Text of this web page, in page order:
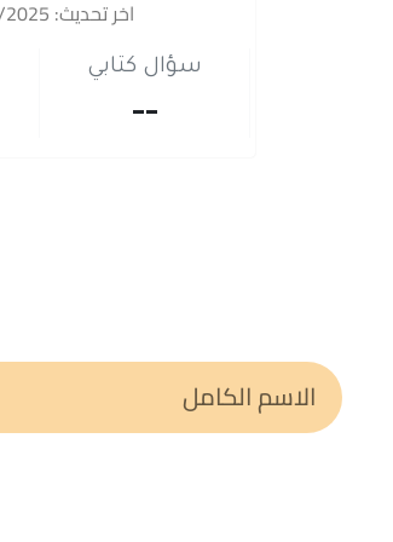
اخر تحديث: 15/01/2025
سؤال كتابي
--